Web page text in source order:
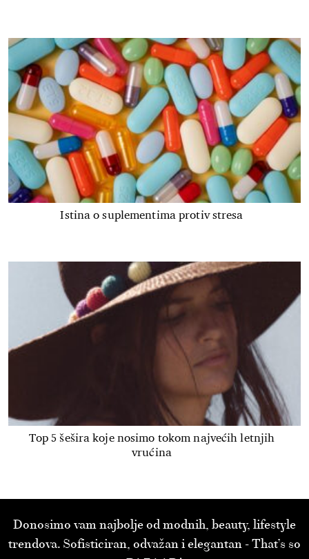
Istina o suplementima protiv stresa
Top 5 šešira koje nosimo tokom najvećih letnjih
vrućina
Donosimo vam najbolje od modnih, beauty, lifestyle
trendova. Sofisticiran, odvažan i elegantan - That’s so